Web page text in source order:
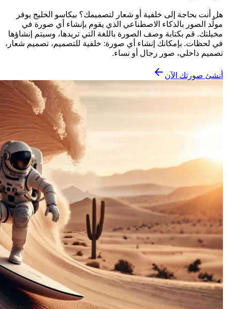
هل أنت بحاجة إلى خلفية أو شعار لتصميمك؟ بيكاسو الخليج يوفر
مولّد الصور بالذكاء الاصطناعي الذي يقوم بإنشاء أي صورة في
مخيلتك. قم بكتابة وصف الصورة باللغة التي تريدها، وسيتم إنشاؤها
في لحظات. بإمكانك إنشاء أي صورة: خلفية للتصميم، تصميم شعار،
تصميم داخلي، صور رجال أو نساء.
أنشئ صورتك الآن